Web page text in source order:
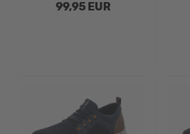
99,95 EUR